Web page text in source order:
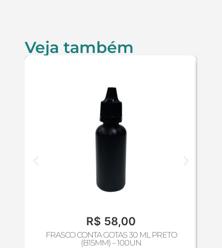
Veja também
R$ 58,00
FRASCO CONTA GOTAS 30 ML PRETO
(B15MM) – 100UN